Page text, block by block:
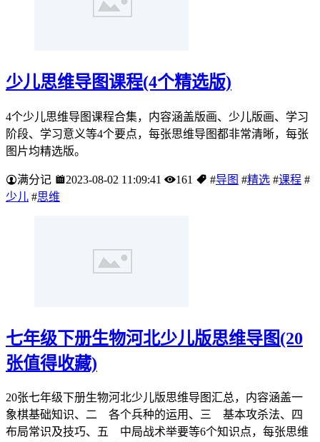
少儿思维导图课程(4个精选版)
4个少儿思维导图课程合集，内容涵盖版画、少儿版画、学习
阶段、学习意义等4个要点，每张思维导图都非常清晰，每张
图片均精选版。
满分记 2023-08-02 11:09:41 161 #导图 #精选 #课程 #
少儿 #思维
七年级下册生物河北少儿版思维导图(20
张值得收藏)
20张七年级下册生物河北少儿版思维导图汇总，内容涵盖一
象棋基础知识、二 各个兵种的运用、三 基本攻杀法、四
布局常识及技巧、五 中局战术举要等6个知识点，每张思维